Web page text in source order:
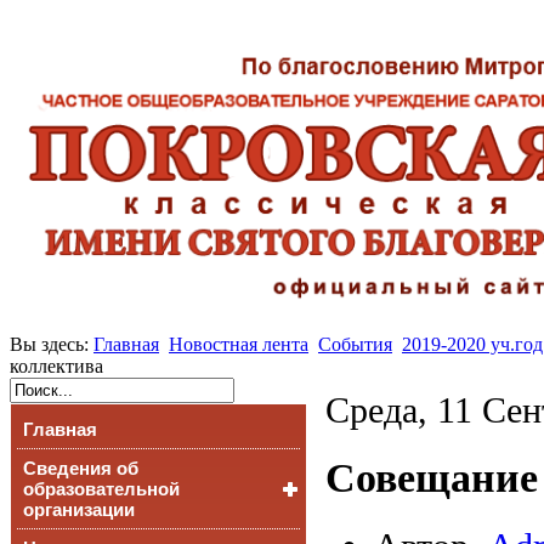
Вы здесь: Главная Новостная лента События 2019-2020 уч.год
коллектива
Главная
Сведения об
образовательной
организации
Среда, 11
Совещание